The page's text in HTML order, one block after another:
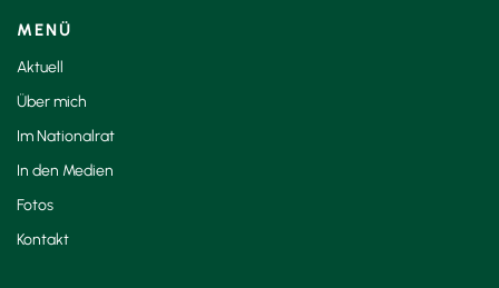
MENÜ
Aktuell
Über mich
Im Nationalrat
In den Medien
Fotos
Kontakt